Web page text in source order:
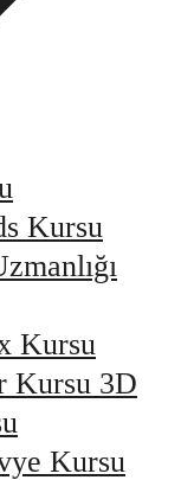
Kursu
Kursu
Kursu 3D
Kursu